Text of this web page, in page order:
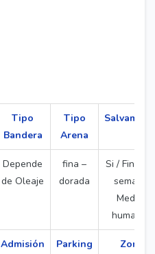
Tipo
Bandera
Tipo
Arena
Depende
de Oleaje
fina –
dorada
Si / Fines
semana.
Medios
humanos
Admisión
Parking
Zona